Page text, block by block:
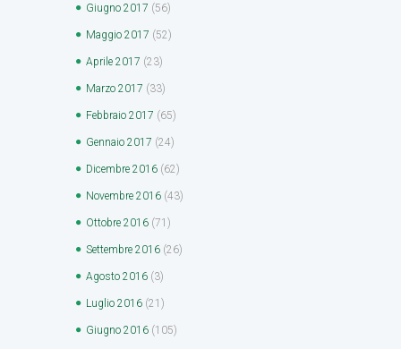
Giugno 2017 (56)
Maggio 2017 (52)
Aprile 2017 (23)
Marzo 2017 (33)
Febbraio 2017 (65)
Gennaio 2017 (24)
Dicembre 2016 (62)
Novembre 2016 (43)
Ottobre 2016 (71)
Settembre 2016 (26)
Agosto 2016 (3)
Luglio 2016 (21)
Giugno 2016 (105)